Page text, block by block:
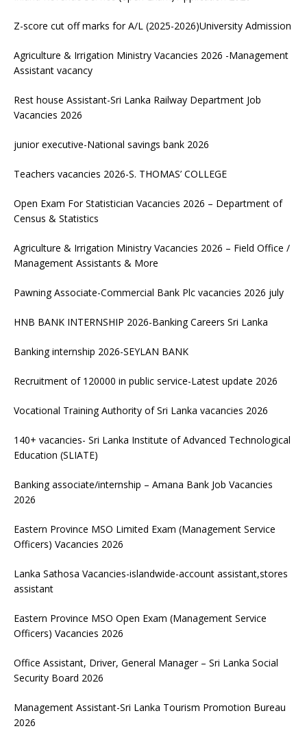
Z-score cut off marks for A/L (2025-2026)University Admission
Agriculture & Irrigation Ministry Vacancies 2026 -Management
Assistant vacancy
Rest house Assistant-Sri Lanka Railway Department Job
Vacancies 2026
junior executive-National savings bank 2026
Teachers vacancies 2026-S. THOMAS’ COLLEGE
Open Exam For Statistician Vacancies 2026 – Department of
Census & Statistics
Agriculture & Irrigation Ministry Vacancies 2026 – Field Office /
Management Assistants & More
Pawning Associate-Commercial Bank Plc vacancies 2026 july
HNB BANK INTERNSHIP 2026-Banking Careers Sri Lanka
Banking internship 2026-SEYLAN BANK
Recruitment of 120000 in public service-Latest update 2026
Vocational Training Authority of Sri Lanka vacancies 2026
140+ vacancies- Sri Lanka Institute of Advanced Technological
Education (SLIATE)
Banking associate/internship – Amana Bank Job Vacancies
2026
Eastern Province MSO Limited Exam (Management Service
Officers) Vacancies 2026
Lanka Sathosa Vacancies-islandwide-account assistant,stores
assistant
Eastern Province MSO Open Exam (Management Service
Officers) Vacancies 2026
Office Assistant, Driver, General Manager – Sri Lanka Social
Security Board 2026
Management Assistant-Sri Lanka Tourism Promotion Bureau
2026